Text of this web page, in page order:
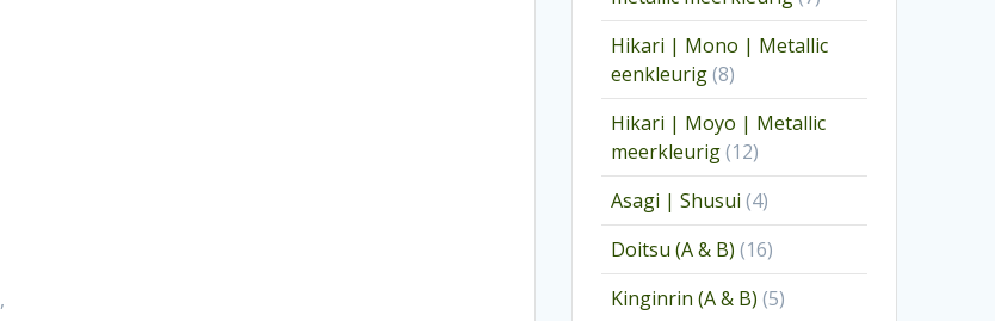
,
producten
Hikari | Mono | Metallic
eenkleurig 88
producten
Hikari | Moyo | Metallic
meerkleurig 1212
producten
Asagi | Shusui 44
producten
Doitsu (A & B) 1616
producten
Kinginrin (A & B) 55